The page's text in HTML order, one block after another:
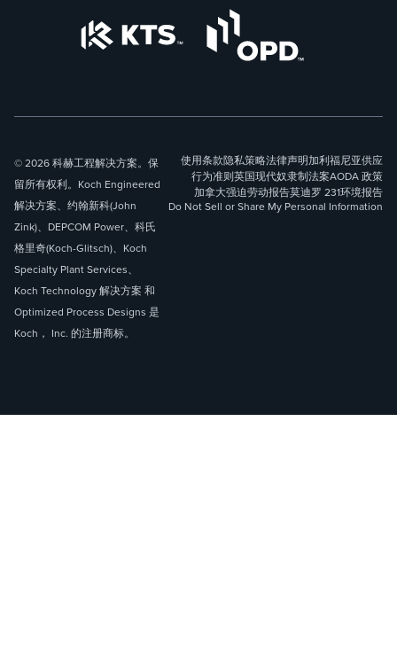
© 2026 科赫工程解决方案。保
留所有权利。Koch Engineered
解决方案、约翰新科(John
Zink)、DEPCOM Power、科氏
格里奇(Koch-Glitsch)、Koch
Specialty Plant Services、
Koch Technology 解决方案 和
Optimized Process Designs 是
Koch， Inc. 的注册商标。
使用条款隐私策略法律声明加利福尼亚供应
行为准则英国现代奴隶制法案AODA 政策
加拿大强迫劳动报告莫迪罗 231环境报告
Do Not Sell or Share My Personal Information